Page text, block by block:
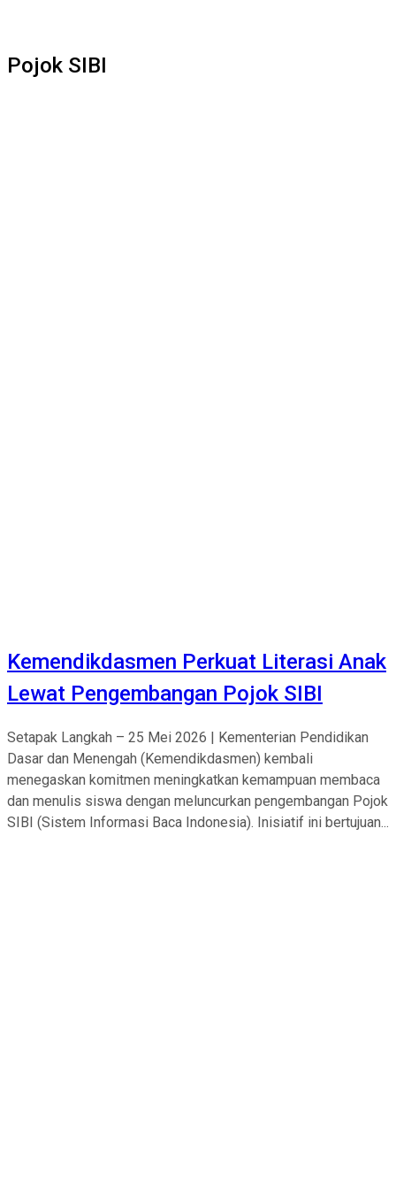
Pojok SIBI
Kemendikdasmen Perkuat Literasi Anak
Lewat Pengembangan Pojok SIBI
Setapak Langkah – 25 Mei 2026 | Kementerian Pendidikan
Dasar dan Menengah (Kemendikdasmen) kembali
menegaskan komitmen meningkatkan kemampuan membaca
dan menulis siswa dengan meluncurkan pengembangan Pojok
SIBI (Sistem Informasi Baca Indonesia). Inisiatif ini bertujuan...